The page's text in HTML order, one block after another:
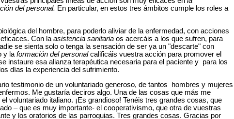
del personal. En particular, en estos tres ámbitos cumple los roles a
del hombre, para poderlo aliviar de la enfermedad, con acciones
Con la asistencia sanitaria os acercáis a los que sufren, para
se sienta solo o tenga la sensación de ser ya un "descarte" con
y la formación del personalcalificáis vuestra acción para promover el
instaure esa alianza terapéutica necesaria para el paciente y para los
días la experiencia del sufrimiento.
testimonio de un voluntariado generoso, de tantos hombres y mujeres
Me gustaría deciros algo. Una de las cosas que más me
voluntariado italiano. ¡Es grandioso! Tenéis tres grandes cosas, que
– que es muy importante- el cooperativismo, que otra de vuestras
y los oratorios de las parroquias. Tres grandes cosas. Gracias por